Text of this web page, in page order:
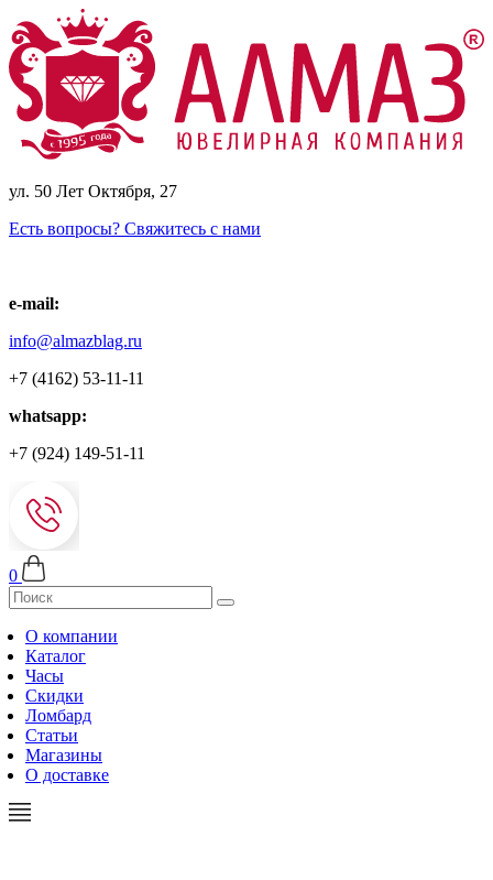
ул. 50 Лет Октября, 27
Есть вопросы? Свяжитесь с нами
e-mail:
info@almazblag.ru
+7 (4162) 53-11-11
whatsapp:
+7 (924) 149-51-11
0
О компании
Каталог
Часы
Скидки
Ломбард
Статьи
Магазины
О доставке